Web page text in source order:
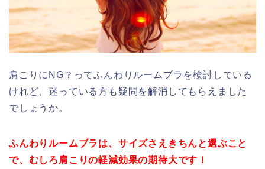
肩こりにNG？ってふんわりルームブラを検討している
けれど、迷っている方も疑問を解消してもらえました
でしょうか。
ふんわりルームブラは、サイズさえきちんと選ぶこと
で、むしろ肩こりの軽減効果の期待大です！